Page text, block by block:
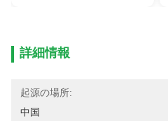
詳細情報
起源の場所:
中国